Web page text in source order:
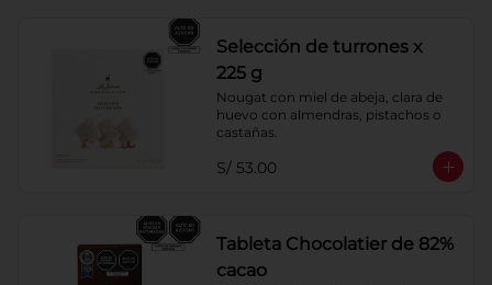
Selección de turrones x
225 g
Nougat con miel de abeja, clara de
huevo con almendras, pistachos o
castañas.
S/ 53.00
Tableta Chocolatier de 82%
cacao